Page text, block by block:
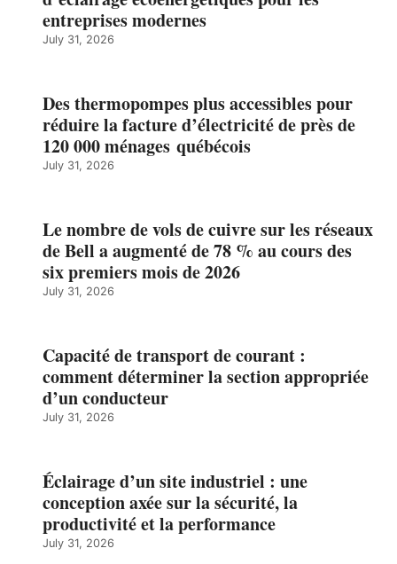
entreprises modernes
July 31, 2026
Des thermopompes plus accessibles pour
réduire la facture d’électricité de près de
120 000 ménages québécois
July 31, 2026
Le nombre de vols de cuivre sur les réseaux
de Bell a augmenté de 78 % au cours des
six premiers mois de 2026
July 31, 2026
Capacité de transport de courant :
comment déterminer la section appropriée
d’un conducteur
July 31, 2026
Éclairage d’un site industriel : une
conception axée sur la sécurité, la
productivité et la performance
July 31, 2026